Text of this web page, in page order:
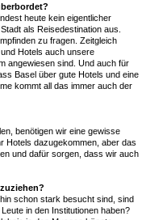
heute kein eigentlicher
als Reisedestination aus.
zu fragen. Zeitgleich
Hotels auch unsere
angewiesen sind. Und auch für
Basel über gute Hotels und eine
kommt all das immer auch der
benötigen wir eine gewisse
Hotels dazugekommen, aber das
und dafür sorgen, dass wir auch
schon stark besucht sind, sind
in den Institutionen haben?